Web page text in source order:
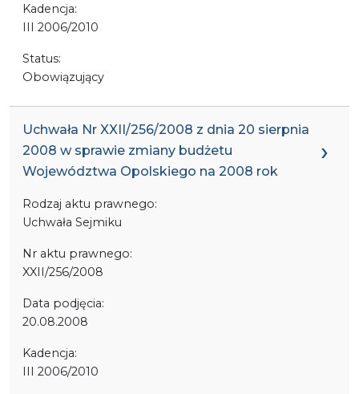
Kadencja:
III 2006/2010
Status:
Obowiązujący
Uchwała Nr XXII/256/2008 z dnia 20 sierpnia
2008 w sprawie zmiany budżetu
Województwa Opolskiego na 2008 rok
Rodzaj aktu prawnego:
Uchwała Sejmiku
Nr aktu prawnego:
XXII/256/2008
Data podjęcia:
20.08.2008
Kadencja:
III 2006/2010